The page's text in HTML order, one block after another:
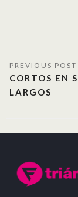
CORTOS EN
LARGOS